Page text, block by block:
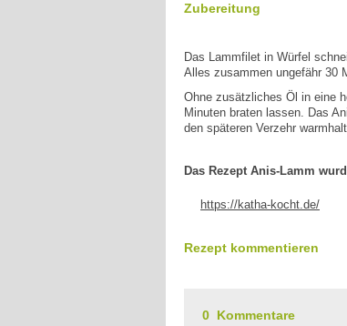
Zubereitung
Das Lammfilet in Würfel
Alles zusammen ungefähr 30
Ohne zusätzliches Öl in eine
Minuten braten lassen. Das
den späteren Verzehr
Das Rezept Anis-Lamm
https://katha-kocht.de/
Rezept kommentieren
0 Kommentare